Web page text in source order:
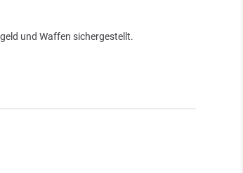
und Waffen sichergestellt.